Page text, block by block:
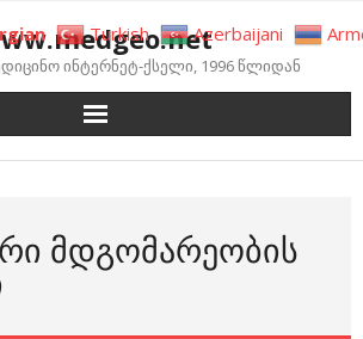
ინტერნეტ-ქსელი, 1996 წლიდან
ᲛᲓᲒᲝᲛᲐᲠᲔᲝᲑᲘᲡ
Turkish Azerbaijani